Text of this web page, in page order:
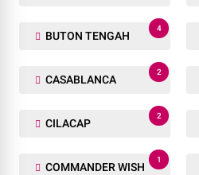
BUTON TENGAH
4
CASABLANCA
2
CILACAP
2
COMMANDER WISH
1